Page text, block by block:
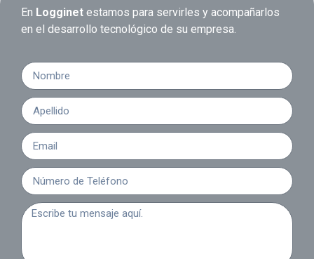
En Logginet estamos para servirles y acompañarlos
en el desarrollo tecnológico de su empresa.